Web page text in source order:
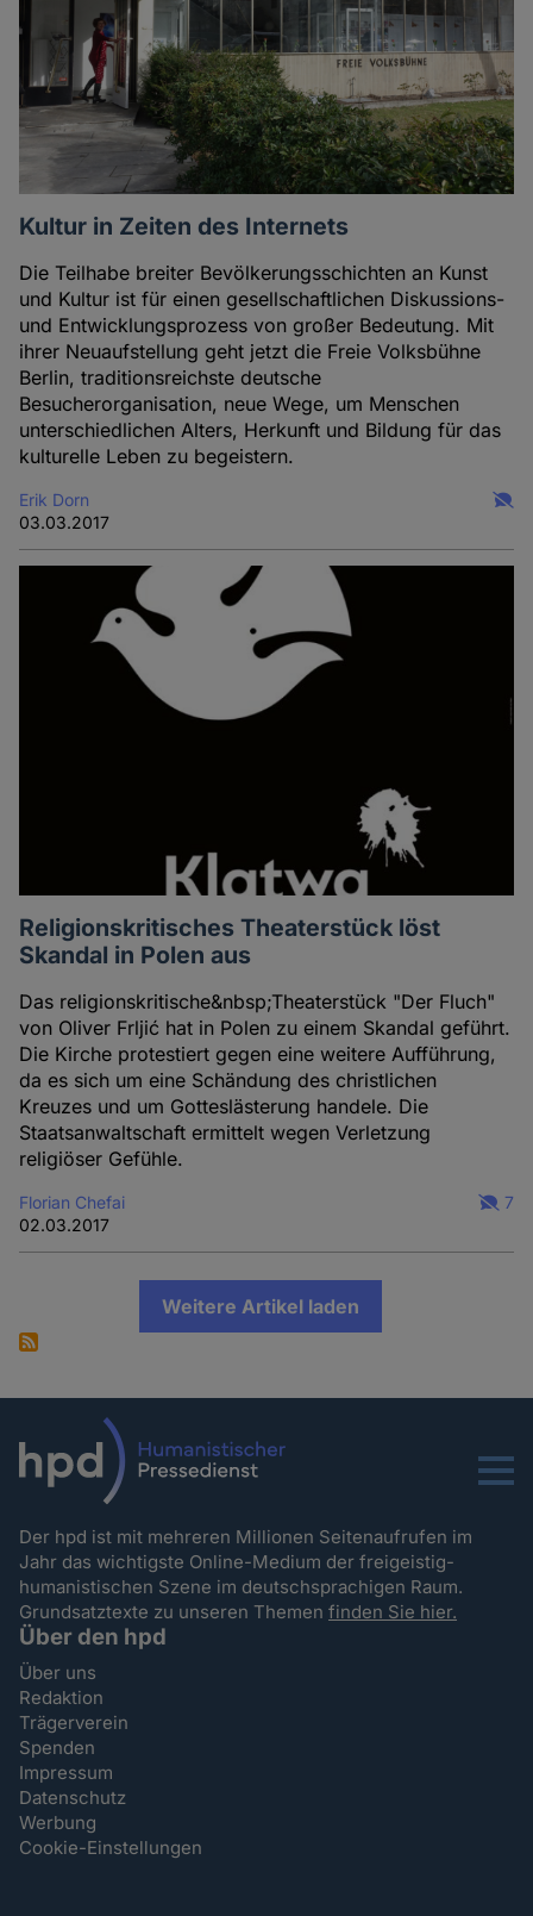
Kultur in Zeiten des Internets
Die Teilhabe breiter Bevölkerungsschichten an Kunst
und Kultur ist für einen gesellschaftlichen Diskussions-
und Entwicklungsprozess von großer Bedeutung. Mit
ihrer Neuaufstellung geht jetzt die Freie Volksbühne
Berlin, traditionsreichste deutsche
Besucherorganisation, neue Wege, um Menschen
unterschiedlichen Alters, Herkunft und Bildung für das
kulturelle Leben zu begeistern.
Erik Dorn
03.03.2017
Religionskritisches Theaterstück löst
Skandal in Polen aus
Das religionskritische&nbsp;Theaterstück "Der Fluch"
von Oliver Frljić hat in Polen zu einem Skandal geführt.
Die Kirche protestiert gegen eine weitere Aufführung,
da es sich um eine Schändung des christlichen
Kreuzes und um Gotteslästerung handele. Die
Staatsanwaltschaft ermittelt wegen Verletzung
religiöser Gefühle.
Florian Chefai
02.03.2017
7
Weitere Artikel laden
Menu
Der hpd ist mit mehreren Millionen Seitenaufrufen im
Jahr das wichtigste Online-Medium der freigeistig-
humanistischen Szene im deutschsprachigen Raum.
Grundsatztexte zu unseren Themenfinden Sie hier.
Über den hpd
Über uns
Redaktion
Trägerverein
Spenden
Impressum
Datenschutz
Werbung
Cookie-Einstellungen